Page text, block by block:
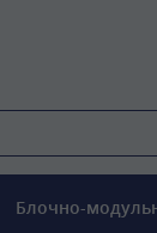
Блочно-